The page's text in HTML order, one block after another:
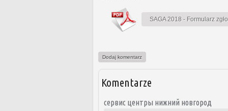
SAGA 2018 - Formularz
Dodaj komentarz
Komentarze
сервис центры нижний новгород